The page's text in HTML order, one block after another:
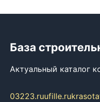
База
Актуальный каталог
03223.ruufille.ru